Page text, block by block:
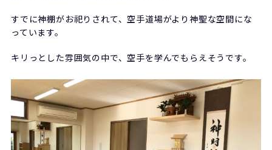
すでに神棚がお祀りされて、空手道場がより神聖な空間にな
っています。
キリっとした雰囲気の中で、空手を学んでもらえそうです。